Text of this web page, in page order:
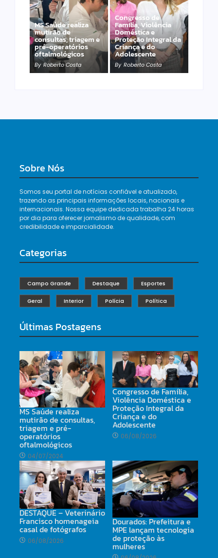
MS Saúde realiza
mutirão de
consultas, triagem e
pré-operatórios
oftalmológicos
By Roberto Costa
Congresso de
Família, Violência
Doméstica e
Proteção Integral da
Criança e do
Adolescente
By Roberto Costa
DESTAQUE –
Veterinário
Francisco
homenageia casal de
fotógrafos
By Roberto Costa
Sobre Nós
Somos seu portal de notícias confiável e atualizado,
trazendo as principais informações locais, nacionais e
internacionais. Nossa equipe dedicada trabalha 24 horas
por dia para oferecer jornalismo de qualidade, com
credibilidade e imparcialidade.
Categorias
Campo Grande Destaque Esportes
Geral Interior Polícia Política
Últimas Postagens
MS Saúde realiza
mutirão de consultas,
triagem e pré-
operatórios
oftalmológicos
04/07/2024
Congresso de Família,
Violência Doméstica e
Proteção Integral da
Criança e do
Adolescente
06/08/2026
DESTAQUE – Veterinário
Francisco homenageia
casal de fotógrafos
06/08/2026
Dourados: Prefeitura e
MPE lançam tecnologia
de proteção às
mulheres